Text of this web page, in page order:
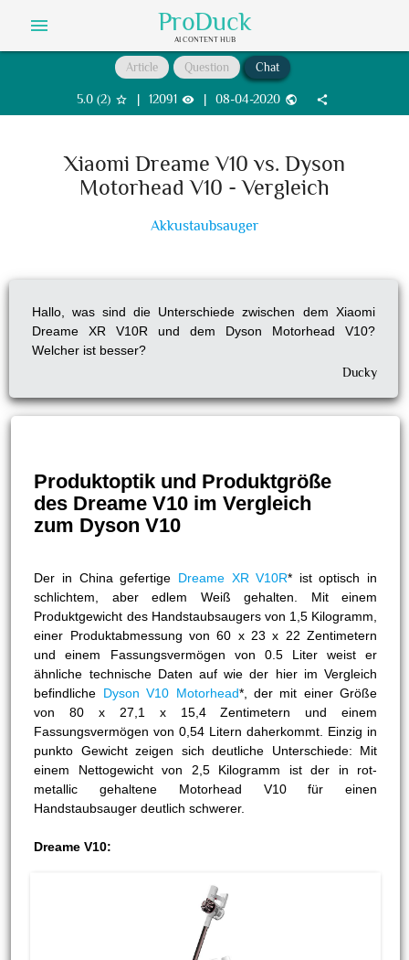
menu ProDuck
AI CONTENT HUB
Article Question Chat
5.0(2) star_border | 12091 visibility | 08-04-2020 public share
Xiaomi Dreame V10 vs. Dyson
Motorhead V10 - Vergleich
Akkustaubsauger
Hallo, was sind die Unterschiede zwischen dem Xiaomi
Dreame XR V10R und dem Dyson Motorhead V10?
Welcher ist besser?
Ducky
Produktoptik und Produktgröße
des Dreame V10 im Vergleich
zum Dyson V10
Der in China gefertige Dreame XR V10R* ist optisch in
schlichtem, aber edlem Weiß gehalten. Mit einem
Produktgewicht des Handstaubsaugers von 1,5 Kilogramm,
einer Produktabmessung von 60 x 23 x 22 Zentimetern
und einem Fassungsvermögen von 0.5 Liter weist er
ähnliche technische Daten auf wie der hier im Vergleich
befindliche Dyson V10 Motorhead*, der mit einer Größe
von 80 x 27,1 x 15,4 Zentimetern und einem
Fassungsvermögen von 0,54 Litern daherkommt. Einzig in
punkto Gewicht zeigen sich deutliche Unterschiede: Mit
einem Nettogewicht von 2,5 Kilogramm ist der in rot-
metallic gehaltene Motorhead V10 für einen
Handstaubsauger deutlich schwerer.
Dreame V10: